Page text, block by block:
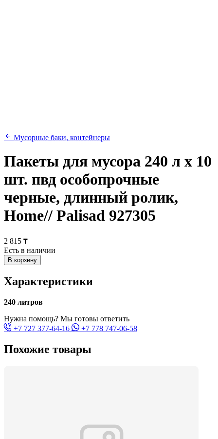
Мусорные баки, контейнеры
Пакеты для мусора 240 л х 10
шт. пвд особопрочные
черные, длинный ролик,
Home// Palisad 927305
2 815 ₸
Есть в наличии
В корзину
Характеристики
240 литров
Нужна помощь? Мы готовы ответить
+7 727 377-64-16
+7 778 747-06-58
Похожие товары